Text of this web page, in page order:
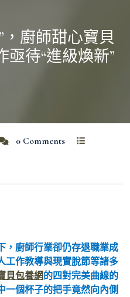
，廚師甜心寶貝
待“進級煥新”
0 Comments
，廚師行業卻仍存退職業成
工作教導與現實脫節等諸多
貝包養網的四對完美曲線的
一個杯子的把手竟然向內側